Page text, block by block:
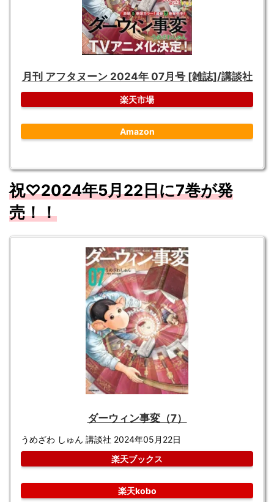
月刊 アフタヌーン 2024年 07月号 [雑誌]/講談社
楽天市場
Amazon
祝♡2024年5月22日に7巻が発
売！！
ダーウィン事変（7）
うめざわ しゅん 講談社 2024年05月22日
楽天ブックス
楽天kobo